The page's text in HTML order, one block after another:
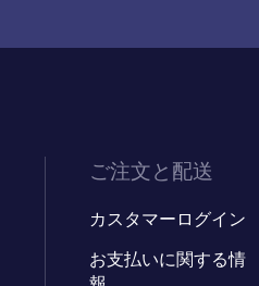
ご注文と配送
カスタマーログイン
お支払いに関する情